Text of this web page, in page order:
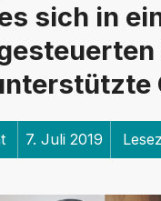
sich in
7. Juli 2019